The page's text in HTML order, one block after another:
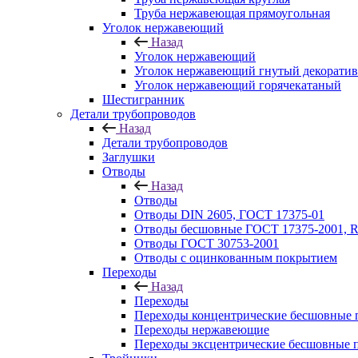
Труба нержавеющая прямоугольная
Уголок нержавеющий
Назад
Уголок нержавеющий
Уголок нержавеющий гнутый
Уголок нержавеющий горячекатаный
Шестигранник
Детали трубопроводов
Назад
Детали трубопроводов
Заглушки
Отводы
Назад
Отводы
Отводы DIN 2605, ГОСТ 17375-01
Отводы бесшовные ГОСТ 17375-2001,
Отводы ГОСТ 30753-2001
Отводы с оцинкованным покрытием
Переходы
Назад
Переходы
Переходы концентрические бесшовные
Переходы нержавеющие
Переходы эксцентрические бесшовные